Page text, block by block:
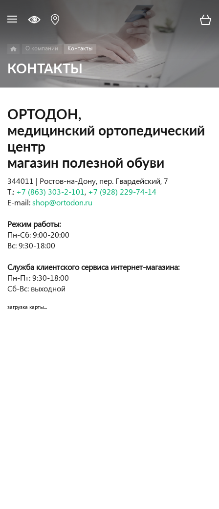
О компании Контакты
КОНТАКТЫ
ОРТОДОН,
медицинский ортопедический
центр
магазин полезной обуви
344011 | Ростов-на-Дону, пер. Гвардейский, 7
Т.: +7 (863) 303-2-101, +7 (928) 229-74-14
E-mail:shop@ortodon.ru
Режим работы:
Пн-Сб: 9:00-20:00
Вс: 9:30-18:00
Служба клиентского сервиса интернет-магазина:
Пн-Пт: 9:30-18:00
Сб-Вс: выходной
загрузка карты...